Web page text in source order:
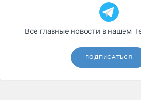
Все главные новости в нашем
ПОДПИСАТЬСЯ